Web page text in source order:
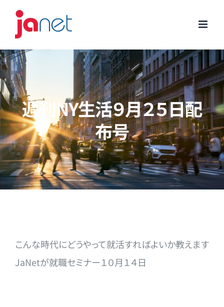
Skip
週刊NY生活９月２５日配
布号
こんな時代にどうやって就活すればよいか教えます
JaNetが就職セミナー１０月１４日